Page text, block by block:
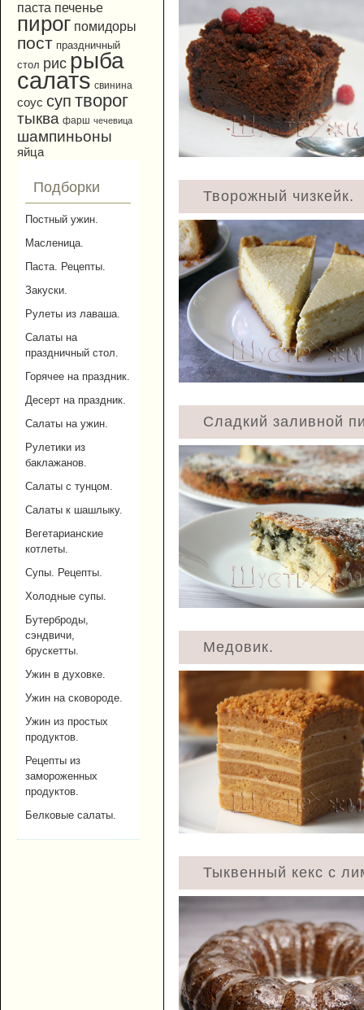
паста печенье
пирог помидоры
пост праздничный
стол рис рыба
салатs свинина
соус суп творог
тыква фарш чечевица
шампиньоны
яйца
Подборки
Постный ужин.
Масленица.
Паста. Рецепты.
Закуски.
Рулеты из лаваша.
Салаты на
праздничный стол.
Горячее на праздник.
Десерт на праздник.
Салаты на ужин.
Рулетики из
баклажанов.
Салаты с тунцом.
Салаты к шашлыку.
Вегетарианские
котлеты.
Супы. Рецепты.
Холодные супы.
Бутерброды,
сэндвичи,
брускетты.
Ужин в духовке.
Ужин на сковороде.
Ужин из простых
продуктов.
Рецепты из
замороженных
продуктов.
Белковые салаты.
Творожный чизкейк.
Сладкий заливной
Медовик.
Тыквенный кекс с